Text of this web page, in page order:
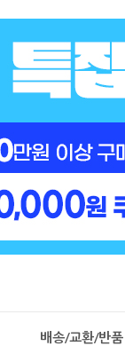
배송/교환/반품